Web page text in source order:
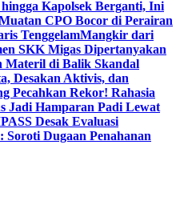
Kapolsek Berganti, Ini
CPO Bocor di Perairan
TenggelamMangkir dari
SKK Migas Dipertanyakan
Materil di Balik Skandal
Desakan Aktivis, dan
Pecahkan Rekor! Rahasia
Jadi Hamparan Padi Lewat
Desak Evaluasi
Soroti Dugaan Penahanan